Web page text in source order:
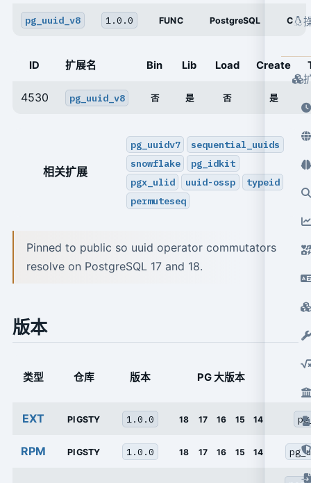
pg_uuid_v8 1.0.0 FUNC PostgreSQL C
ID 扩展名 Bin Lib Load Create
4530 pg_uuid_v8 否 是 否 是
相关扩展
pg_uuidv7
sequential_uuids
snowflake
pg_idkit
pgx_ulid
uuid-ossp
typeid
permuteseq
Pinned to public so uuid operator commutators
resolve on PostgreSQL 17 and 18.
版本
类型 仓库 版本 PG 大版本
EXT PIGSTY 1.0.0 18 17 16 15 14
RPM PIGSTY 1.0.0 18 17 16 15 14